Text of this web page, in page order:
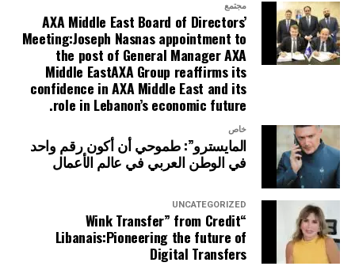
مجتمع
AXA Middle East Board of Directors’
Meeting:Joseph Nasnas appointment to
the post of General Manager AXA
Middle EastAXA Group reaffirms its
confidence in AXA Middle East and its
role in Lebanon’s economic future.
خاص
المايسترو”: طموحي أن أكون رقم واحد
في الوطن العربي في عالم الأعمال
UNCATEGORIZED
“Wink Transfer” from Credit
Libanais:Pioneering the future of
Digital Transfers